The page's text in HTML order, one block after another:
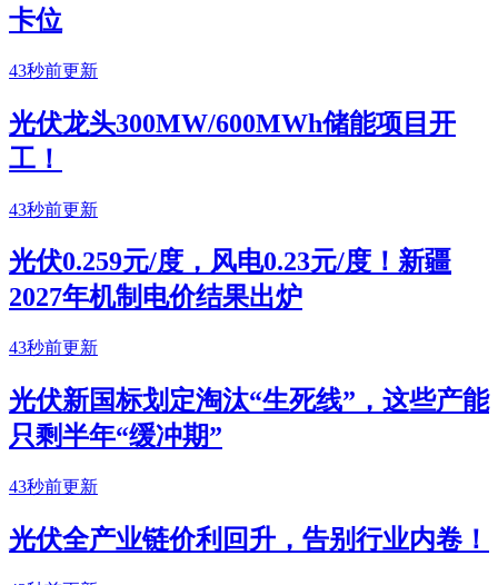
卡位
43秒前更新
光伏龙头300MW/600MWh储能项目开
工！
43秒前更新
光伏0.259元/度，风电0.23元/度！新疆
2027年机制电价结果出炉
43秒前更新
光伏新国标划定淘汰“生死线”，这些产能
只剩半年“缓冲期”
43秒前更新
光伏全产业链价利回升，告别行业内卷！